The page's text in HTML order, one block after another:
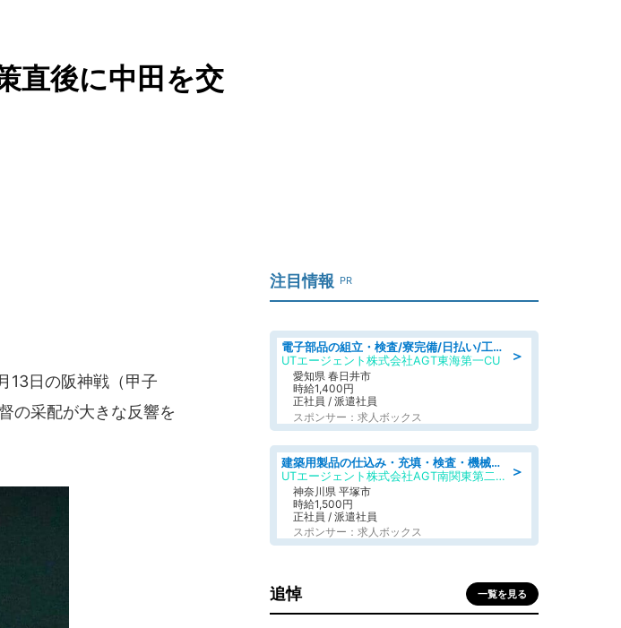
直後に中田を交
13日の阪神戦（甲子
の采配が大きな反響を
注目情報 PR
＞
電子部品の組立・検査/寮完備/日払い/工場・製造
UTエージェント株式会社AGT東海第一CU
愛知県 春日井市
時給1,400円
正社員 / 派遣社員
スポンサー：求人ボックス
＞
建築用製品の仕込み・充填・検査・機械操作/寮完備/日払い/工場・製造
UTエージェント株式会社AGT南関東第二CU
神奈川県 平塚市
時給1,500円
正社員 / 派遣社員
スポンサー：求人ボックス
追悼 一覧を見る